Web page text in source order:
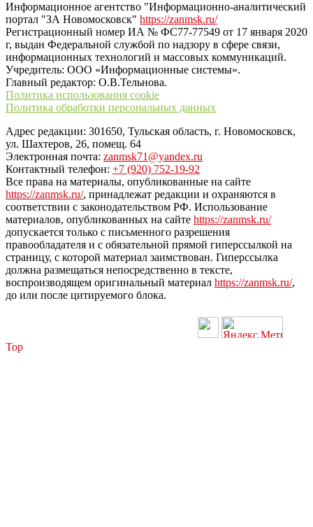
Информационное агентство "Информационно-аналитический
портал "ЗА Новомосковск" https://zanmsk.ru/
Регистрационный номер ИА № ФС77-77549 от 17 января 2020
г, выдан Федеральной службой по надзору в сфере связи,
информационных технологий и массовых коммуникаций.
Учредитель: ООО «Информационные системы».
Главный редактор: О.В.Тельнова.
Политика использования cookie
Политика обработки персональных данных
Адрес редакции: 301650, Тульская область, г. Новомосковск,
ул. Шахтеров, 26, помещ. 64
Электронная почта: zanmsk71@yandex.ru
Контактный телефон: +7 (920) 752-19-92
Все права на материалы, опубликованные на сайте
https://zanmsk.ru/, принадлежат редакции и охраняются в
соответствии с законодательством РФ. Использование
материалов, опубликованных на сайте https://zanmsk.ru/
допускается только с письменного разрешения
правообладателя и с обязательной прямой гиперссылкой на
страницу, с которой материал заимствован. Гиперссылка
должна размещаться непосредственно в тексте,
воспроизводящем оригинальный материал https://zanmsk.ru/,
до или после цитируемого блока.
Top